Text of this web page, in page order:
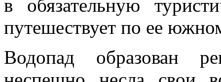
в обязательную
путешествует по ее
Водопад образован